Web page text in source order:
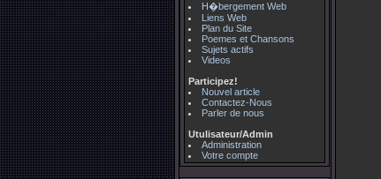
H�bergement Web
Liens Web
Plan du Site
Poemes et Chansons
Sujets actifs
Videos
Participez!
Nouvel article
Contactez-Nous
Parler de nous
Utulisateur/Admin
Administration
Votre compte